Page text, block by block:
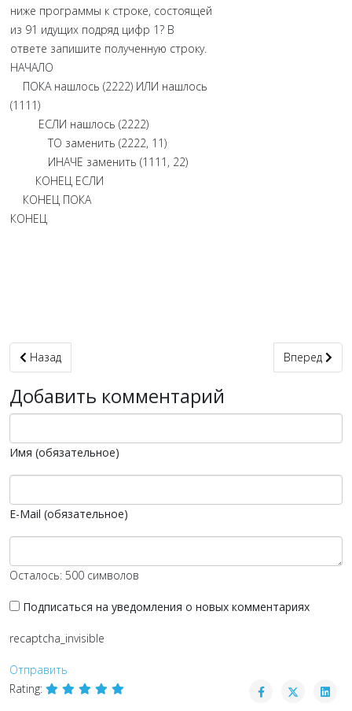
ниже программы к строке, состоящей
из 91 идущих подряд цифр 1? В
ответе запишите полученную строку.
НАЧАЛО
ПОКА нашлось (2222) ИЛИ нашлось
(1111)
ЕСЛИ нашлось (2222)
ТО заменить (2222, 11)
ИНАЧЕ заменить (1111, 22)
КОНЕЦ ЕСЛИ
КОНЕЦ ПОКА
КОНЕЦ
Предыдущий: Задание 06. Составляем обратный алгоритм
Назад Следующий:
Вперед
Добавить комментарий
Имя (обязательное)
E-Mail (обязательное)
Осталось: 500 символов
Подписаться на уведомления о новых комментариях
recaptcha_invisible
Отправить
Rating: